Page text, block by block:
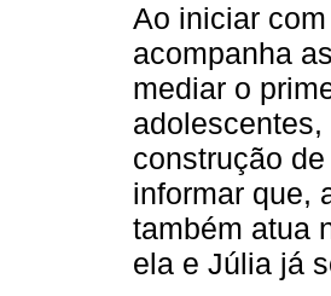
Ao iniciar
acompanha
mediar o
construção
informar que,
também atua
ela e Júlia já